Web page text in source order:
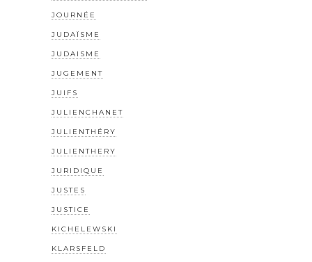
JOURNÉE
JUDAÏSME
JUDAISME
JUGEMENT
JUIFS
JULIENCHANET
JULIENTHÉRY
JULIENTHERY
JURIDIQUE
JUSTES
JUSTICE
KICHELEWSKI
KLARSFELD